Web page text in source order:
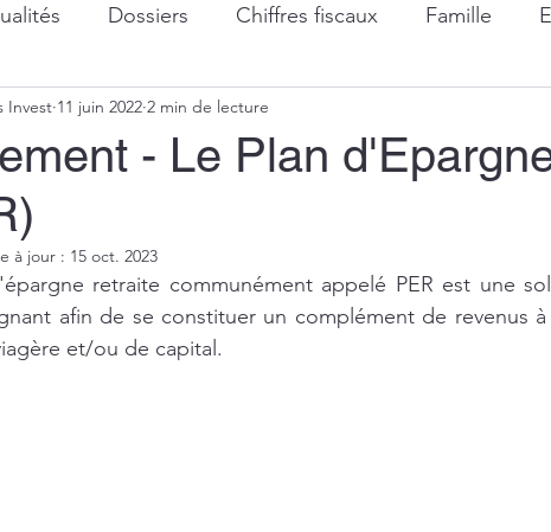
Dossiers Chiffres fiscaux Famille
et finance Transmission et succession
- Le Plan
Invest 11 juin 2022 2 min de lecture
à jour : 15 oct. 2023
retraite communément appelé PER est une
afin de se constituer un complément de revenus
et/ou de capital.